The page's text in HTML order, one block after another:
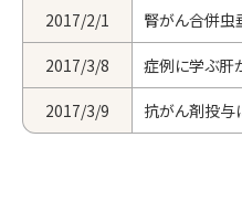
2017/2/1 腎がん合併虫
2017/3/8 症例に学ぶ肝
2017/3/9 抗がん剤投与